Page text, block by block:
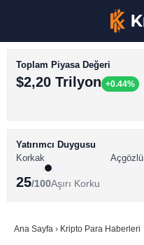
BİTCOİN HABERLERİ
ALTCOİN HABERLERİ
SÖZLÜK
Toplam Piyasa Değeri
$2,20 Trilyon +0.44%
Yatırımcı Duygusu
Korkak
Açgözlü
25/100Aşırı Korku
Ana Sayfa › Kripto Para Haberleri